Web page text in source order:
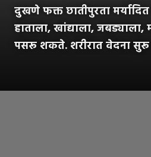
दुखणे फक्त छातीपुरता मर्यादित
हाताला, खांद्याला, जबड्याला,
पसरू शकते. शरीरात वेदना सुरू